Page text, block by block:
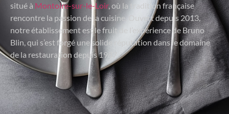
situé à Montoire-sur-le-Loir, où la tradition française
rencontre la passion de la cuisine. Ouvert depuis 2013,
notre établissement est le fruit de l’expérience de Bruno
Blin, qui s’est forgé une solide réputation dans le domaine
de la restauration depuis 1987.